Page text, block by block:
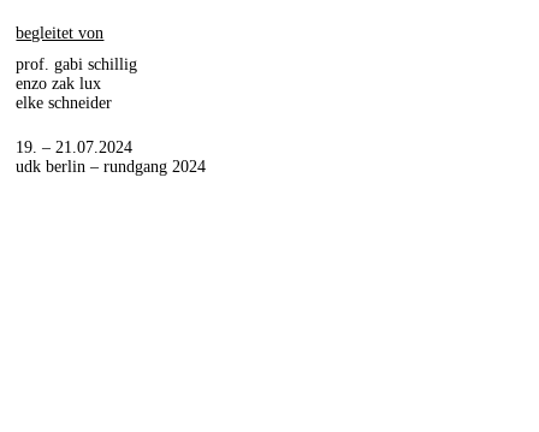
students
network
begleitet von
prof. gabi schillig
enzo zak lux
elke schneider
19. – 21.07.2024
udk berlin – rundgang 2024